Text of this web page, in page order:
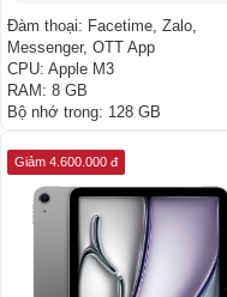
Đàm thoại: Facetime, Zalo,
Messenger, OTT App
CPU: Apple M3
RAM: 8 GB
Bộ nhớ trong: 128 GB
Giảm 4.600.000 đ